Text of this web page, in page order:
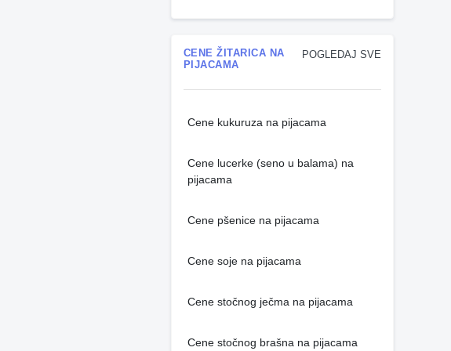
POGLEDAJ SVE
CENE ŽITARICA NA
PIJACAMA
Cene kukuruza na pijacama
Cene lucerke (seno u balama) na
pijacama
Cene pšenice na pijacama
Cene soje na pijacama
Cene stočnog ječma na pijacama
Cene stočnog brašna na pijacama